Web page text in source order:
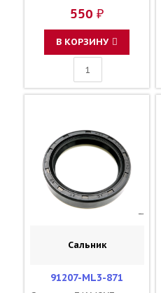
550 ₽
В КОРЗИНУ
Сальник
91207-ML3-871